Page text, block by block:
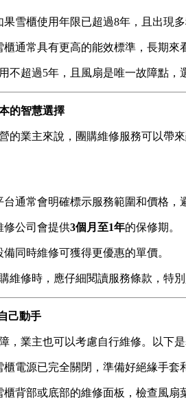
果雪櫃使用年限已超過8年，且出現
櫃通常具有更高的能效標準，長期來
不超過5年，且風扇是唯一故障點，
的智慧選擇
的業主來說，團購維修服務可以帶
台通常會明確標示服務範圍和價格，
修公司會提供3個月至1年的保修期。
備同時維修可獲得更優惠的單價。
維修時，應仔細閱讀服務條款，特
己動手
，業主也可以考慮自行維修。以下是
櫃電源已完全關閉，準備好絕緣手套
櫃背部或底部的維修面板，檢查風扇